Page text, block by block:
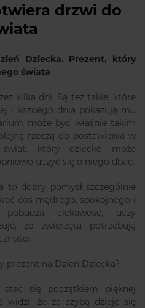
drzwi do
Dziecka. Prezent, który
świata
kilka dni. Są też takie, które
i każdego dnia pokazują mu
może być właśnie takim
rzeczą do postawienia w
który dziecko może
uczyć się o niego dbać.
to dobry pomysł szczególnie
coś mądrego, spokojnego i
ciekawość, uczy
że zwierzęta potrzebują
na Dzień Dziecka?
się początkiem pięknej
widzi, że za szybą dzieje się